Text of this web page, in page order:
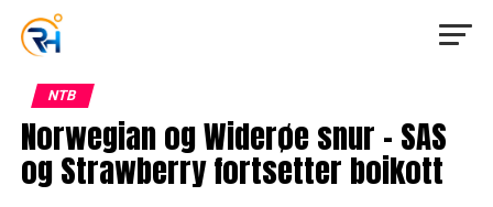
NTB
Norwegian og Widerøe snur – SAS
og Strawberry fortsetter boikott